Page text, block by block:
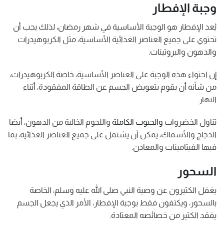
وجبة الإفطار
يُعد الإفطار هو الوجبة الأساسية في شهر رمضان، لذلك يجب أن
تحتوي على جميع العناصر الغذائية الأساسية، مثل الكربوهيدرات
والدهون والبروتينات.
إن احتواء هذه الوجبة على العناصر الأساسية، خاصة الكربوهيدرات،
من شأنه أن يقوم بتعويض الجسم عن الطاقة المفقودة، أثناء
النهار.
تناول الخضروات والحبوب الكاملة واللحوم الخالية من الدهون، أيضا
الدجاج والأسماك، يمكن أن يشتمل على جميع العناصر الغذائية، بما
فيها الفيتامينات والمعادن.
السحور
يغفل الكثيرون عن وصية النبي صلى الله عليه وسلم، الخاصة
بالسحور، ويكتفون فقط بوجبة الإفطار، الأمر الذي يجعل الجسم
يفقد الكثير من خصائصه المعتادة.